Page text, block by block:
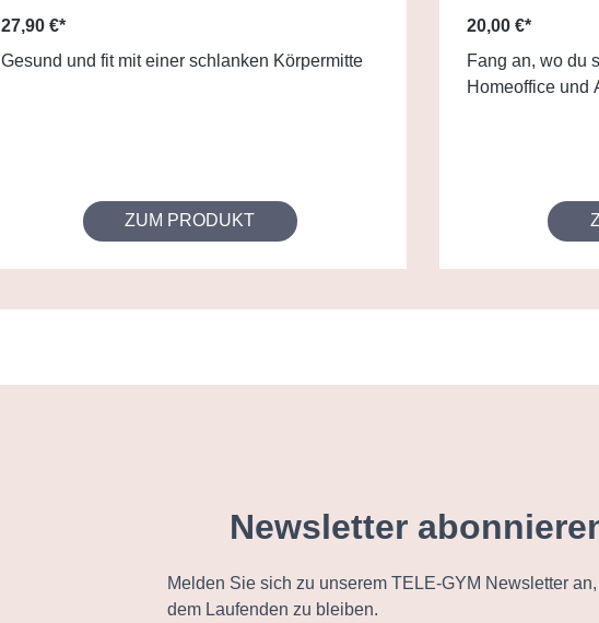
27,90 €*
Gesund und fit mit einer schlanken Körpermitte
ZUM PRODUKT
20,00 €*
Fang an, wo du
Homeoffice und
Newsletter
Melden Sie sich zu unserem TELE-GYM Newsletter
dem Laufenden zu bleiben.